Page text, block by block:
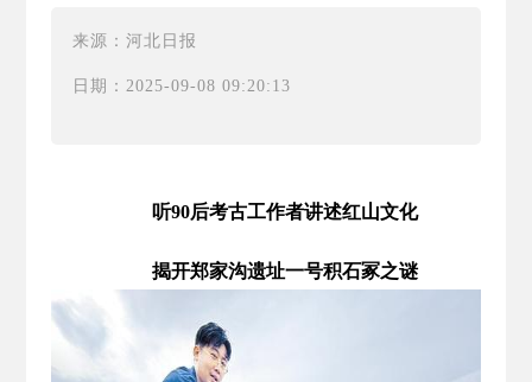
来源：河北日报
日期：2025-09-08 09:20:13
听90后考古工作者讲述红山文化
揭开郑家沟遗址一号积石冢之谜